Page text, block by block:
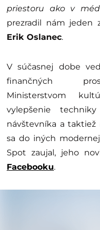
priestoru ako v
prezradil nám jeden
Erik Oslanec.
V súčasnej dobe
finančných
Ministerstvom
vylepšenie
návštevníka a taktiež
sa do iných
Spot zaujal, jeho
Facebooku.